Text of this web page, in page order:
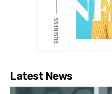
Latest News